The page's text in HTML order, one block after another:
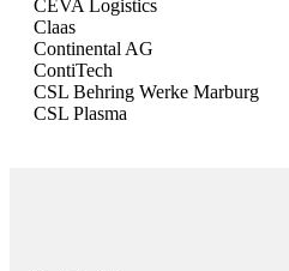
CEVA Logistics
Claas
Continental AG
ContiTech
CSL Behring Werke Marburg
CSL Plasma